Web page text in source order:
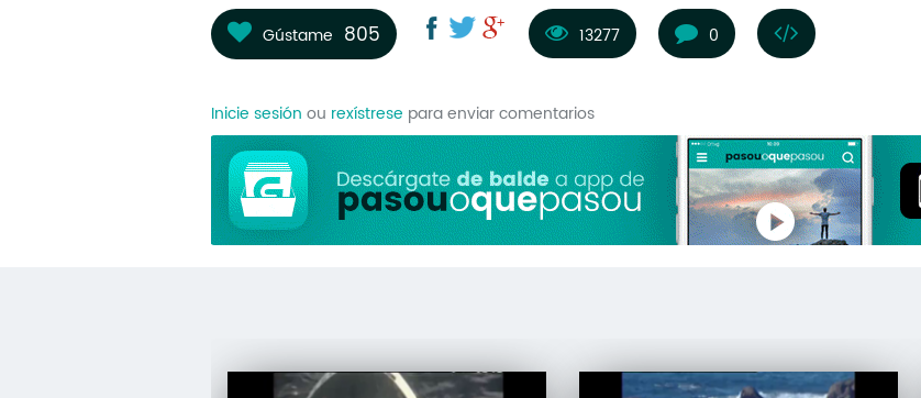
Gústame 805 13277 0
Inicie sesión ou rexístrese para enviar comentarios